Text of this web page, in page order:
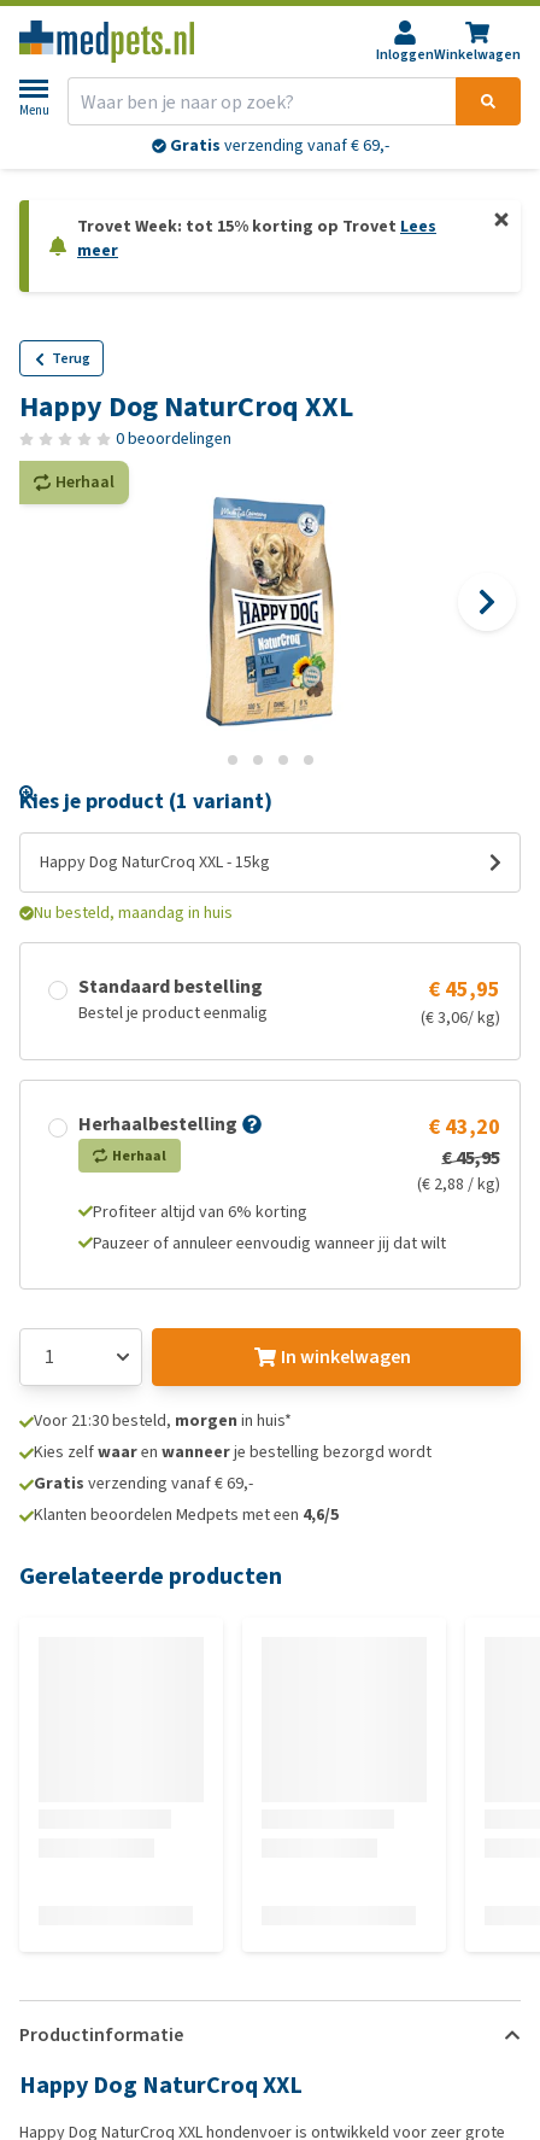
InloggenWinkelwagen
Menu
Gratis verzending vanaf € 69,-
Trovet Week: tot 15% korting op Trovet Lees
meer
Terug
Happy Dog NaturCroq XXL
0 beoordelingen
Herhaal
Kies je product (1 variant)
Happy Dog NaturCroq XXL - 15kg
Nu besteld, maandag in huis
Standaard bestelling
Bestel je product eenmalig
€ 45,95
(€ 3,06/ kg)
Herhaalbestelling
Herhaal
€ 43,20
€ 45,95
(€ 2,88 / kg)
Profiteer altijd van 6% korting
Pauzeer of annuleer eenvoudig wanneer jij dat wilt
In winkelwagen
Voor 21:30 besteld, morgen in huis*
Kies zelfwaaren wanneerje bestelling bezorgd wordt
Gratis verzending vanaf € 69,-
Klanten beoordelen Medpets met een 4,6/5
Gerelateerde producten
Productinformatie
Happy Dog NaturCroq XXL
Happy Dog NaturCroq XXL hondenvoer is ontwikkeld voor zeer grote